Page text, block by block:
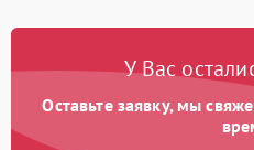
Образование конденсата
У Вас
Оставьте заявку, мы